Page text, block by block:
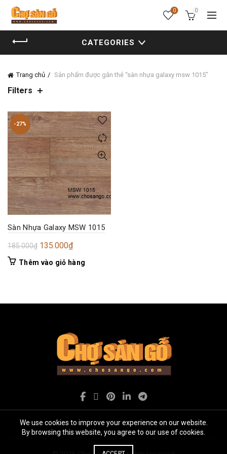
0 0
CATEGORIES
Trang chủ Sản phẩm được gắn thẻ “sàn nhựa galaxy msw 1015”
Filters
-27%
Sàn Nhựa Galaxy MSW 1015
185.000₫ Giá
gốc
135.000₫Giá
hiện
Thêm vào giỏ hàng
We use cookies to improve your experience on our website.
By browsing this website, you agree to our use of cookies.